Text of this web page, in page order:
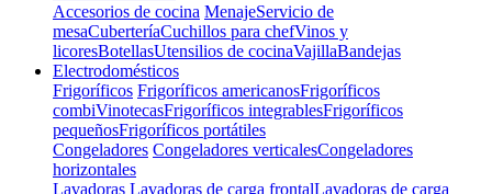
Accesorios de cocina MenajeServicio de
mesaCuberteríaCuchillos para chefVinos y
licoresBotellasUtensilios de cocinaVajillaBandejas
Electrodomésticos
Frigoríficos Frigoríficos americanosFrigoríficos
combiVinotecasFrigoríficos integrablesFrigoríficos
pequeñosFrigoríficos portátiles
Congeladores Congeladores verticalesCongeladores
horizontales
Lavadoras Lavadoras de carga frontalLavadoras de carga